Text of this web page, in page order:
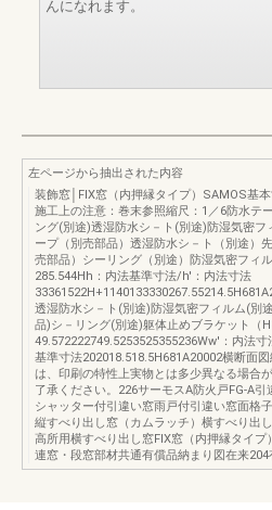
んになれます。
左ページから抽出された内容
装飾窓│FIX窓（内押縁タイプ）SAMOS基
施工上の注意：巻末参照縮尺：1／6防水テ
ング(別途)透湿防水シ－ト(別途)防湿気密フ
ープ（別売部品）透湿防水シ－ト（別途）
売部品）シーリング（別途）防湿気密フィル
285.544Hh：内法基準寸法/h'：内法寸法
透湿防水シ－ト(別途)防湿気密フィルム(別
品)シ－リング(別途)躯体止めブラケット（
49.572222749.5253525355236Ww'：内法
基準寸法202018.518.5H681A20002横断面
は、印刷の特性上実物とは多少異なる場合
了承ください。226サーモスA防火戸FG-A
シャッター付引違い窓雨戸付引違い窓面格
縦すべり出し窓（カムラッチ）横すべり出
高所用横すべり出し窓FIX窓（内押縁タイプ
連窓・段窓部材共通有償品納まり図在来204